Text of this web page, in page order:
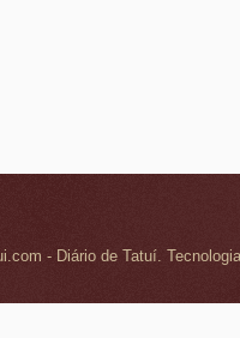
- Diário de Tatuí.